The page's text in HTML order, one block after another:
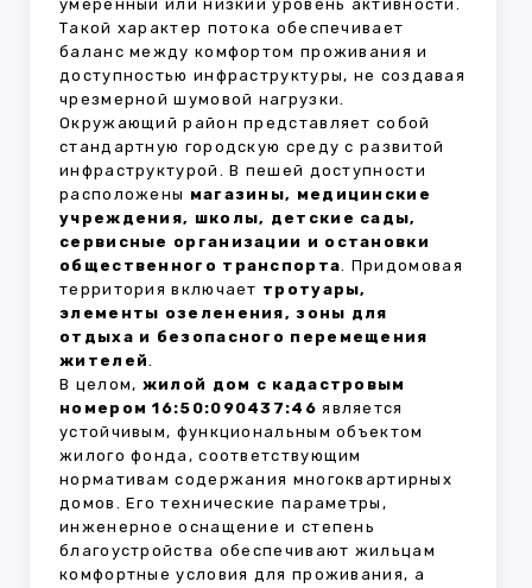
умеренный или низкий уровень активности.
Такой характер потока обеспечивает
баланс между комфортом проживания и
доступностью инфраструктуры, не создавая
чрезмерной шумовой нагрузки.
Окружающий район представляет собой
стандартную городскую среду с развитой
инфраструктурой. В пешей доступности
расположены магазины, медицинские
учреждения, школы, детские сады,
сервисные организации и остановки
общественного транспорта. Придомовая
территория включает тротуары,
элементы озеленения, зоны для
отдыха и безопасного перемещения
жителей.
В целом, жилой дом с кадастровым
номером 16:50:090437:46 является
устойчивым, функциональным объектом
жилого фонда, соответствующим
нормативам содержания многоквартирных
домов. Его технические параметры,
инженерное оснащение и степень
благоустройства обеспечивают жильцам
комфортные условия для проживания, а